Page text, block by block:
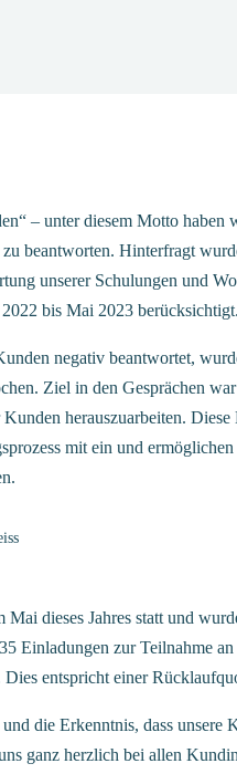
– unter diesem Motto
beantworten. Hinterfragt
unserer Schulungen und
bis Mai 2023 berücksichtigt.
negativ beantwortet,
Ziel in den Gesprächen
herauszuarbeiten.
mit ein und
dieses Jahres statt und
Einladungen zur Teilnahme
Dies entspricht einer
die Erkenntnis, dass
ganz herzlich bei allen